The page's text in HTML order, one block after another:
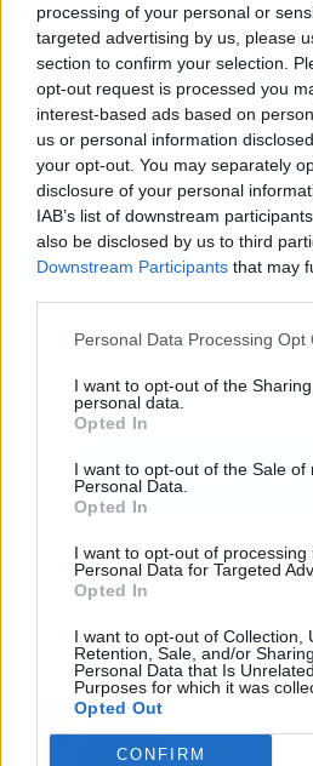
processing of your personal or
targeted advertising by us, please
section to confirm your selection.
opt-out request is processed you
interest-based ads based on
us or personal information
your opt-out. You may separately
disclosure of your personal
IAB’s list of downstream
also be disclosed by us to third
Downstream Participants that may
Personal Data Processing Opt
I want to opt-out of the
personal data.
Opted In
I want to opt-out of the Sale of
Personal Data.
Opted In
I want to opt-out of processing
Personal Data for Targeted
Opted In
I want to opt-out of Collection,
Retention, Sale, and/or
Personal Data that Is
Purposes for which it was
Opted Out
CONFIRM
Publicidad
Los más vistos
voz sigue
del tiempo